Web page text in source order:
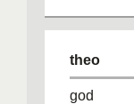
theo
god